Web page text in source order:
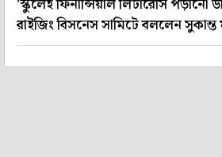
'স্কুলেই ফিনান্সিয়াল লিটারেসি
রাইজিং বিসনেস সামিটে বললেন